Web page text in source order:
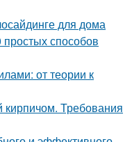
для дома
способов
от теории к
Требования